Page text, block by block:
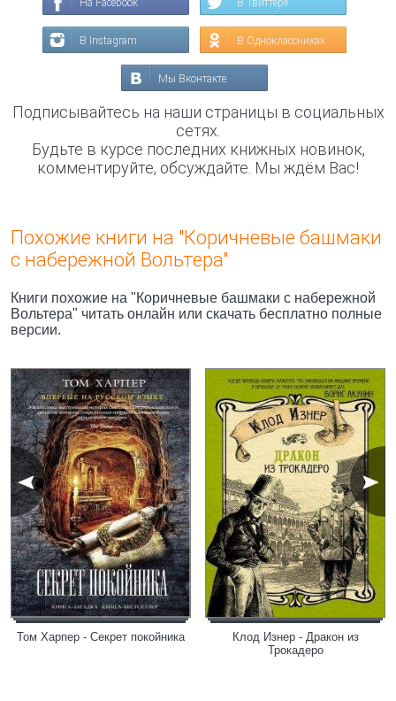
На Facebook В Твиттере
В Instagram В Одноклассниках
Мы Вконтакте
Подписывайтесь на наши страницы в социальных
сетях.
Будьте в курсе последних книжных новинок,
комментируйте, обсуждайте. Мы ждём Вас!
Похожие книги на "Коричневые башмаки
с набережной Вольтера"
Книги похожие на "Коричневые башмаки с набережной
Вольтера" читать онлайн или скачать бесплатно полные
версии.
Том Харпер - Секрет покойника
Клод Изнер - Дракон из
Трокадеро